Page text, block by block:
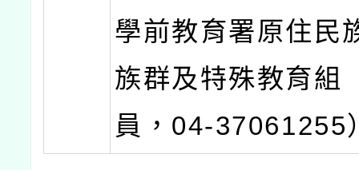
學前教育署原住民
族群及特殊教育組
員，04-37061255